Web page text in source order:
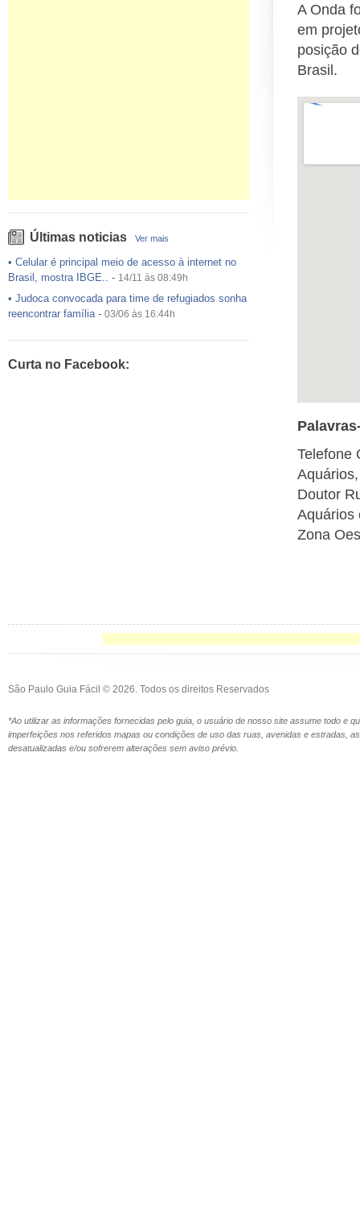
Últimas noticias Ver mais
• Celular é principal meio de acesso à internet no
Brasil, mostra IBGE.. - 14/11 às 08:49h
• Judoca convocada para time de refugiados sonha
reencontrar família- 03/06 às 16:44h
•Exército egípcio diz que encontrou destroços de
Curta no Facebook:
A Onda
em
posição
Brasil.
Telefone
Doutor
Aquários
Zona
São Paulo Guia Fácil © 2026. Todos os direitos Reservados
*Ao utilizar as informações fornecidas pelo guia, o usuário de nosso site assume todo e
imperfeições nos referidos mapas ou condições de uso das ruas, avenidas e estradas,
desatualizadas e/ou sofrerem alterações sem aviso prévio.